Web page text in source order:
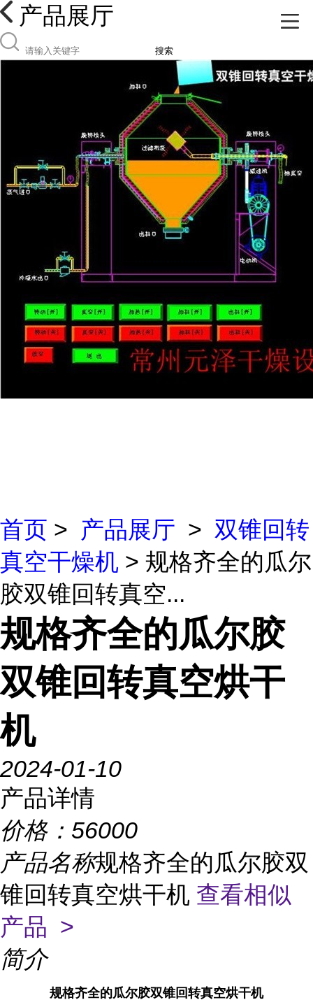
产品展厅
搜索
首页 > 产品展厅 > 双锥回转
真空干燥机 > 规格齐全的瓜尔
胶双锥回转真空...
规格齐全的瓜尔胶
双锥回转真空烘干
机
2024-01-10
产品详情
价格： 56000
产品名称规格齐全的瓜尔胶双
锥回转真空烘干机 查看相似
产品 >
简介
规格齐全的瓜尔胶双锥回转真空烘干机